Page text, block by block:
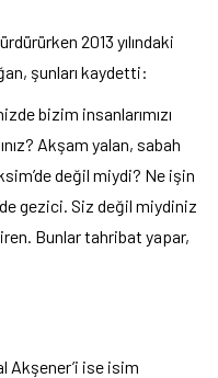
2013 yılındaki
şunları kaydetti:
bizim insanlarımızı
Akşam yalan, sabah
değil miydi? Ne işin
gezici. Siz değil miydiniz
Bunlar tahribat yapar,
Akşener’i ise isim